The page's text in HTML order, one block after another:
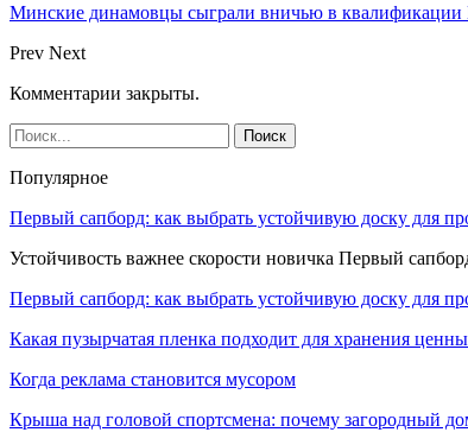
Минские динамовцы сыграли вничью в
Prev Next
Комментарии закрыты.
Популярное
Первый сапборд: как выбрать устойчивую доску для
Устойчивость важнее скорости новичка Первый
Первый сапборд: как выбрать устойчивую доску для
Какая пузырчатая пленка подходит для хранения
Когда реклама становится мусором
Крыша над головой спортсмена: почему загородный